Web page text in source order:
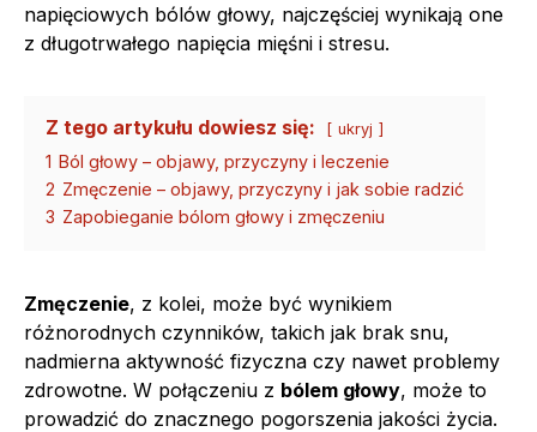
napięciowych bólów głowy, najczęściej wynikają one
z długotrwałego napięcia mięśni i stresu.
Z tego artykułu dowiesz się: ukryj
1 Ból głowy – objawy, przyczyny i leczenie
2 Zmęczenie – objawy, przyczyny i jak sobie radzić
3 Zapobieganie bólom głowy i zmęczeniu
Zmęczenie, z kolei, może być wynikiem
różnorodnych czynników, takich jak brak snu,
nadmierna aktywność fizyczna czy nawet problemy
zdrowotne. W połączeniu z bólem głowy, może to
prowadzić do znacznego pogorszenia jakości życia.